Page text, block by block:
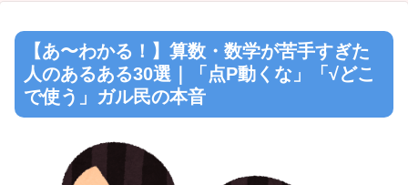
【あ〜わかる！】算数・数学が苦手すぎた
人のあるある30選｜「点P動くな」「√どこ
で使う」ガル民の本音